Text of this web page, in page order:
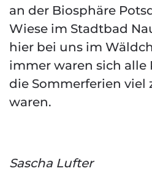
an der Biosphäre
Wiese im Stadtbad
hier bei uns im
immer waren sich alle
die Sommerferien viel
waren.
Sascha Lufter